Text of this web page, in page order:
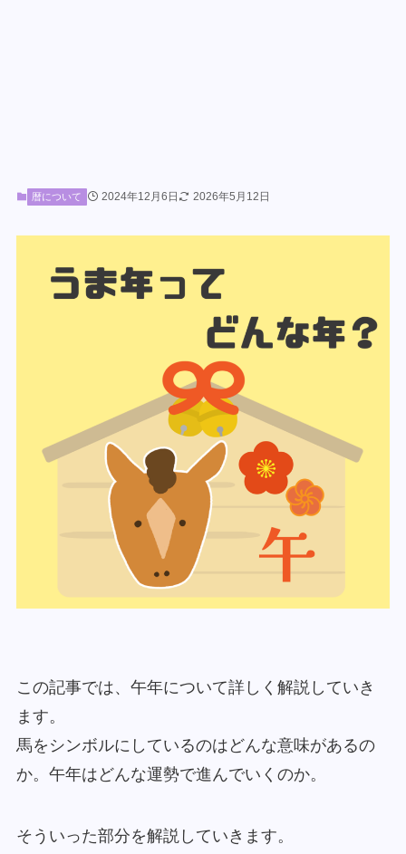
暦について 2024年12月6日 2026年5月12日
この記事では、午年について詳しく解説していき
ます。
馬をシンボルにしているのはどんな意味があるの
か。午年はどんな運勢で進んでいくのか。
そういった部分を解説していきます。